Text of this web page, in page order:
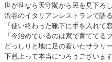
世が世なら天守閣から民を見下ろ
渋谷のイタリアンレストランで語る
「使い終わった靴下に手を入れて
「今治めているのは家で育ててる
どっしりと地に足の着いたサラリ
下剋上って本当につろうございま